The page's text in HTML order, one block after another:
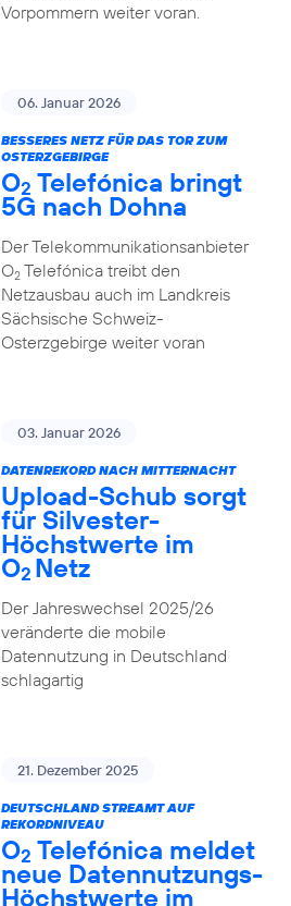
Vorpommern weiter voran.
06. Januar 2026
BESSERES NETZ FÜR DAS TOR ZUM
OSTERZGEBIRGE
O2 Telefónica bringt
5G nach Dohna
Der Telekommunikationsanbieter
O2Telefónica treibt den
Netzausbau auch im Landkreis
Sächsische Schweiz-
Osterzgebirge weiter voran
03. Januar 2026
DATENREKORD NACH MITTERNACHT
Upload-Schub sorgt
für Silvester-
Höchstwerte im
O2 Netz
Der Jahreswechsel 2025/26
veränderte die mobile
Datennutzung in Deutschland
schlagartig
21. Dezember 2025
DEUTSCHLAND STREAMT AUF
REKORDNIVEAU
O2 Telefónica meldet
neue Datennutzungs-
Höchstwerte im